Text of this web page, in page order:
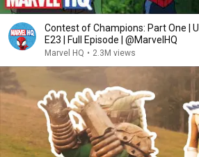
Contest of Champions: Part One |
E23 | Full Episode | @MarvelHQ
Marvel HQ • 2.3M views